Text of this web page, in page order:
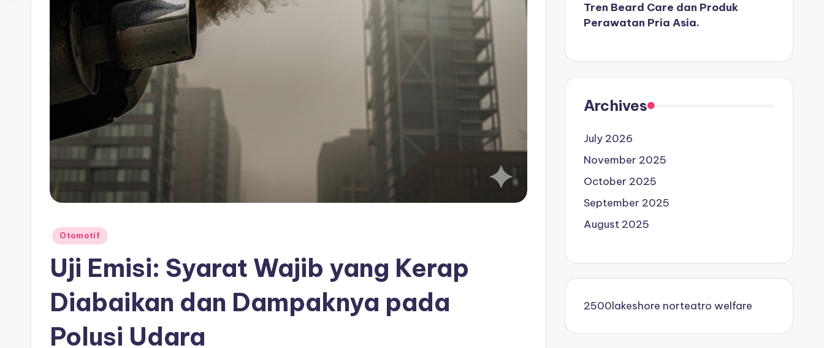
Posted
Otomotif
Uji Emisi: Syarat Wajib yang Kerap
Diabaikan dan Dampaknya pada
Polusi Udara
Tren Beard Care dan Produk
Perawatan Pria Asia.
Archives
July 2026
November 2025
October 2025
September 2025
August 2025
2500lakeshore norteatro welfare